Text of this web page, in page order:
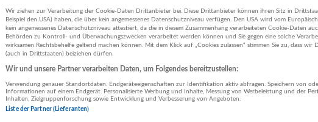
Leitung Werbung und
Unternehmen
LUGSTEIN CONSULTING
Bergheim bei Salzburg
Wir ziehen zur Verarbeitung der Cookie-Daten Drittanbieter bei. Diese Drittanbieter können ihren Sitz in
Beispiel den USA) haben, die über kein angemessenes Datenschutzniveau verfügen. Den USA wird vom
kein angemessenes Datenschutzniveau attestiert, da die in diesem Zusammenhang verarbeiteten Cookie-Daten
Behörden zu Kontroll- und Überwachungszwecken verarbeitet werden können und Sie gegen eine solche
wirksamen Rechtsbehelfe geltend machen können. Mit dem Klick auf „Cookies zulassen“ stimmen Sie zu, dass wir
(auch in Drittstaaten) beiziehen dürfen.
Wir und unsere Partner verarbeiten Daten, um Folgendes bereitzustellen:
Verwendung genauer Standortdaten. Endgeräteeigenschaften zur Identifikation aktiv abfragen. Speichern von
Informationen auf einem Endgerät. Personalisierte Werbung und Inhalte, Messung von Werbeleistung und der
Inhalten, Zielgruppenforschung sowie Entwicklung und Verbesserung von Angeboten.
Liste der Partner (Lieferanten)